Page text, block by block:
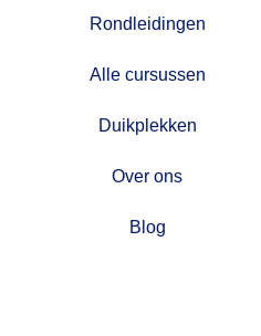
Rondleidingen
Alle cursussen
Duikplekken
Over ons
Blog